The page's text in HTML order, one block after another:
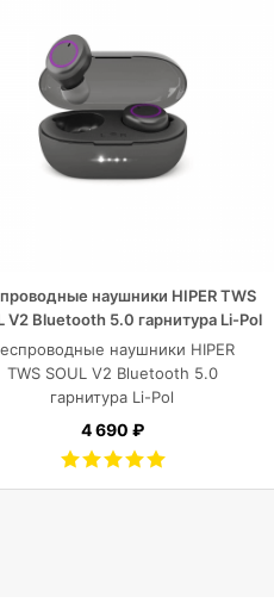
наушники HIPER TWS
V2 Bluetooth 5.0 гарнитура Li-Pol
2x43mAh+380mAh, черный
наушники HIPER
TWS SOUL V2 Bluetooth 5.0
гарнитура Li-Pol
2x43mAh+380mAh, Черный
4 690 ₽